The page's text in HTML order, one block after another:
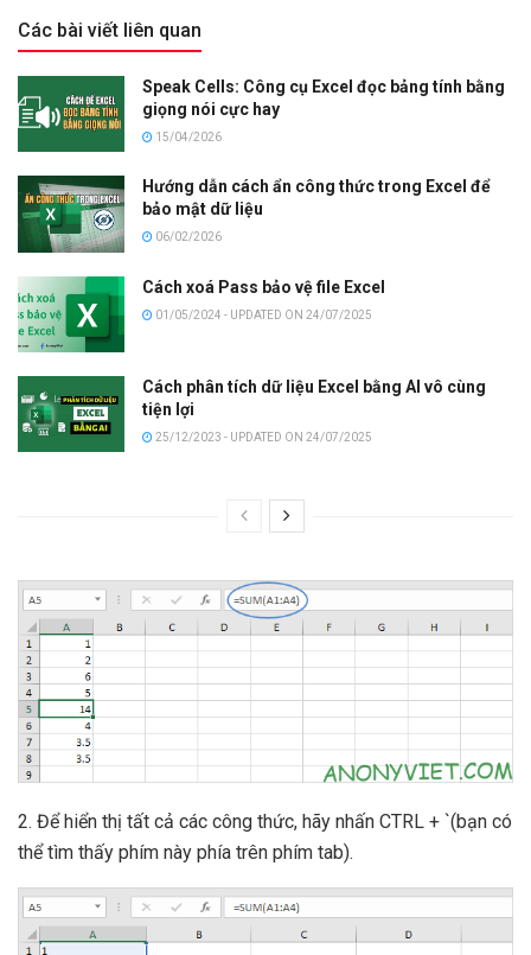
Các bài viết liên quan
Speak Cells: Công cụ Excel đọc bảng tính bằng
giọng nói cực hay
15/04/2026
Hướng dẫn cách ẩn công thức trong Excel để
bảo mật dữ liệu
06/02/2026
Cách xoá Pass bảo vệ file Excel
01/05/2024 - UPDATED ON 24/07/2025
Cách phân tích dữ liệu Excel bằng AI vô cùng
tiện lợi
25/12/2023 - UPDATED ON 24/07/2025
2. Để hiển thị tất cả các công thức, hãy nhấn CTRL + `(bạn có
thể tìm thấy phím này phía trên phím tab).